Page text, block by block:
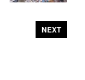
NEXT